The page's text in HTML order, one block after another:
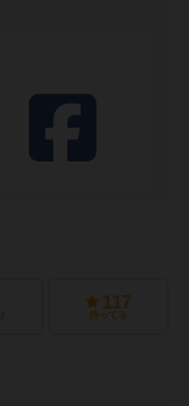
117
持ってる